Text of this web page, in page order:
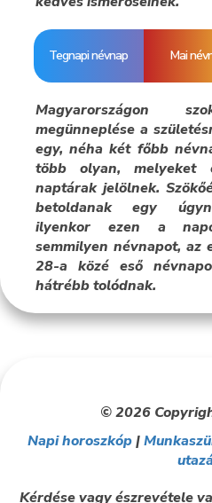
Tegnapi névnap Mai
Magyarországon
megünneplése a
egy, néha két főbb
több olyan, melyeket
naptárak jelölnek.
betoldanak egy
ilyenkor ezen a
semmilyen névnapot, az
28-a közé eső
hátrébb tolódnak.
© 2026
Napi horoszkóp|
Kérdése vagy észrevétele